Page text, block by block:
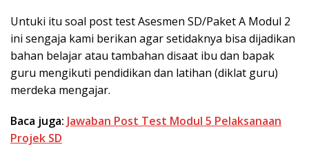
Untuki itu soal post test Asesmen SD/Paket A Modul 2
ini sengaja kami berikan agar setidaknya bisa dijadikan
bahan belajar atau tambahan disaat ibu dan bapak
guru mengikuti pendidikan dan latihan (diklat guru)
merdeka mengajar.
Baca juga: Jawaban Post Test Modul 5 Pelaksanaan
Projek SD